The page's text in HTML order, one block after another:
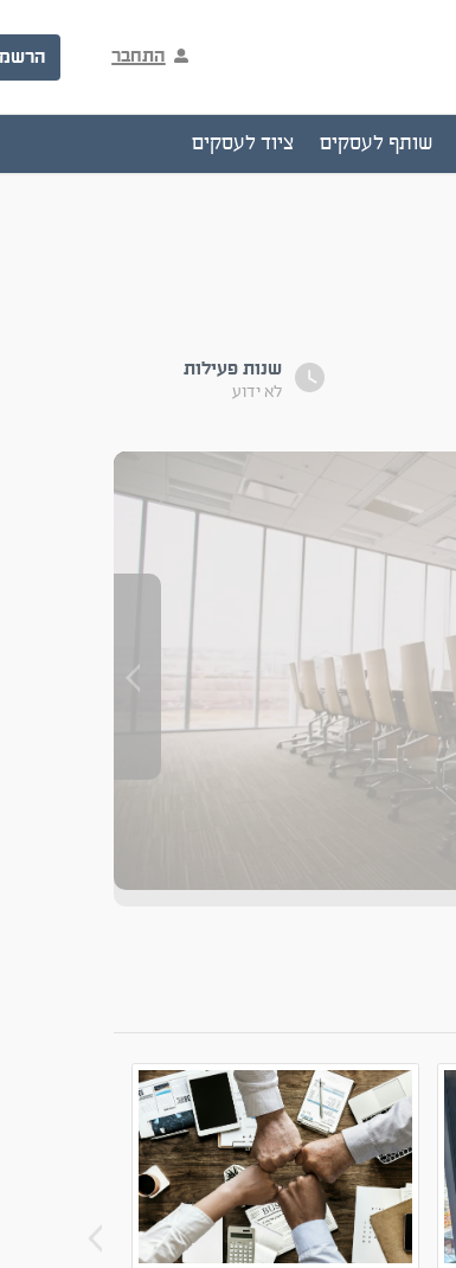
התחבר
שותף לעסקים ציוד לעסקים
שנות פעילות
לא ידוע